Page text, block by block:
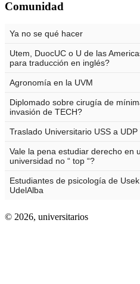
Comunidad
© 2026, universitarios